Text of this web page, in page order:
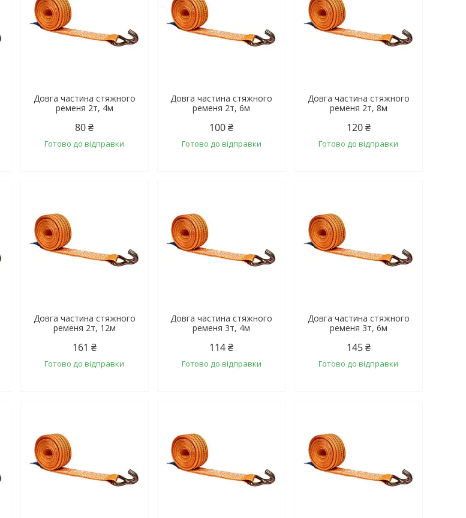
Довга частина стяжного
ременя 2т, 4м
80 ₴
Готово до відправки
Довга частина стяжного
ременя 2т, 6м
100 ₴
Готово до відправки
Довга частина стяжного
ременя 2т, 8м
120 ₴
Готово до відправки
Довга частина стяжного
ременя 2т, 12м
161 ₴
Готово до відправки
Довга частина стяжного
ременя 3т, 4м
114 ₴
Готово до відправки
Довга частина стяжного
ременя 3т, 6м
145 ₴
Готово до відправки